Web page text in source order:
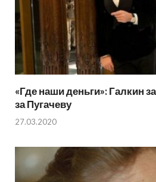
«Где наши деньги»: Галкин
за Пугачеву
27.03.2020